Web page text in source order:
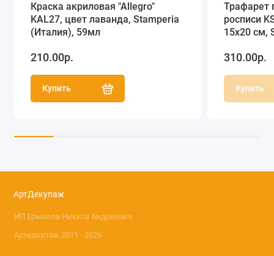
Краска акриловая "Allegro"
KAL27, цвет лаванда, Stamperia
(Италия), 59мл
210.00р.
Купить
Трафарет
росписи
15х20 см,
310.00р.
Купить
АртДекупаж
ИП Ермилов Никита Андреевич
Артедкупаж 2011 - 2026